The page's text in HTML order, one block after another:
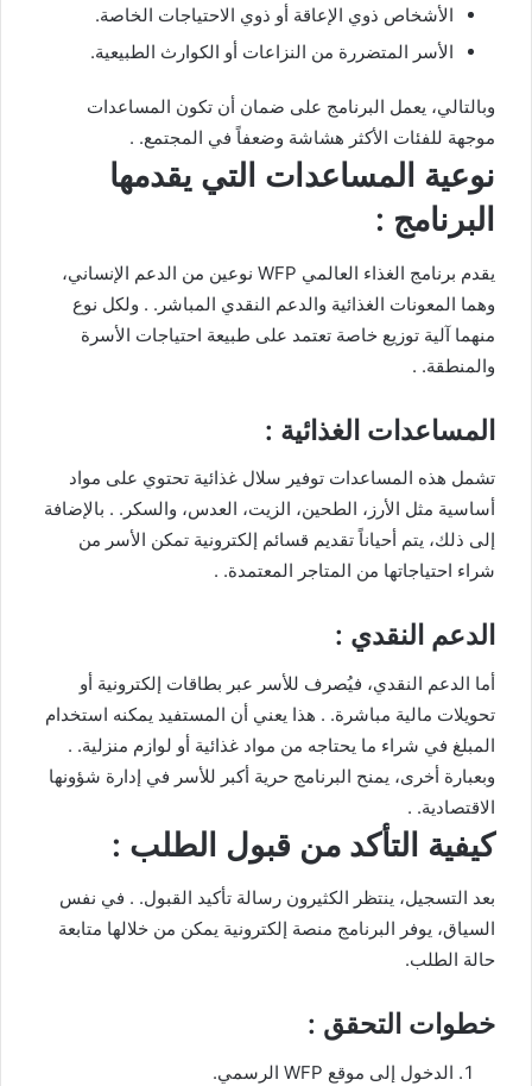
الأشخاص ذوي الإعاقة أو ذوي الاحتياجات الخاصة.
الأسر المتضررة من النزاعات أو الكوارث الطبيعية.
وبالتالي، يعمل البرنامج على ضمان أن تكون المساعدات
موجهة للفئات الأكثر هشاشة وضعفاً في المجتمع. .
نوعية المساعدات التي يقدمها
البرنامج :
يقدم برنامج الغذاء العالمي WFP نوعين من الدعم الإنساني،
وهما المعونات الغذائية والدعم النقدي المباشر. . ولكل نوع
منهما آلية توزيع خاصة تعتمد على طبيعة احتياجات الأسرة
والمنطقة. .
المساعدات الغذائية :
تشمل هذه المساعدات توفير سلال غذائية تحتوي على مواد
أساسية مثل الأرز، الطحين، الزيت، العدس، والسكر. . بالإضافة
إلى ذلك، يتم أحياناً تقديم قسائم إلكترونية تمكن الأسر من
شراء احتياجاتها من المتاجر المعتمدة. .
الدعم النقدي :
أما الدعم النقدي، فيُصرف للأسر عبر بطاقات إلكترونية أو
تحويلات مالية مباشرة. . هذا يعني أن المستفيد يمكنه استخدام
المبلغ في شراء ما يحتاجه من مواد غذائية أو لوازم منزلية. .
وبعبارة أخرى، يمنح البرنامج حرية أكبر للأسر في إدارة شؤونها
الاقتصادية. .
كيفية التأكد من قبول الطلب :
بعد التسجيل، ينتظر الكثيرون رسالة تأكيد القبول. . في نفس
السياق، يوفر البرنامج منصة إلكترونية يمكن من خلالها متابعة
حالة الطلب.
خطوات التحقق :
الدخول إلى موقع WFP الرسمي.